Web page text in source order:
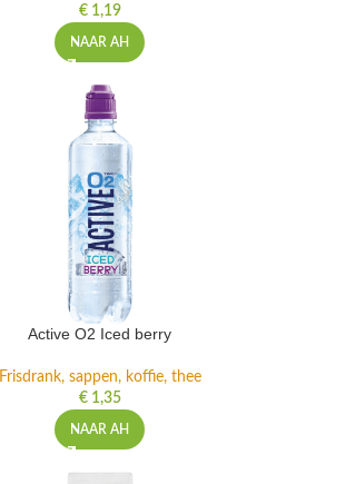
€1,19
NAAR AH
Active O2 Iced berry
Frisdrank, sappen, koffie, thee
€1,35
NAAR AH